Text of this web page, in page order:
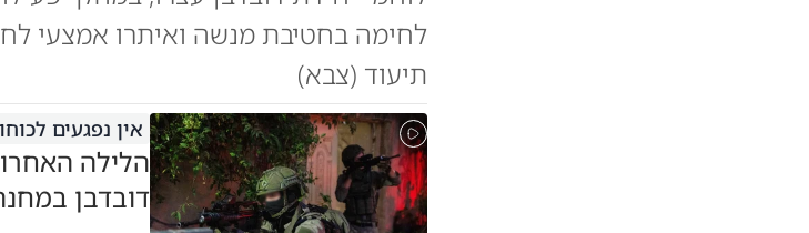
לחימה בחטיבת מנשה ואיתרו אמצעי
תיעוד (צבא)
אין נפגעים
הלילה
דובדבן